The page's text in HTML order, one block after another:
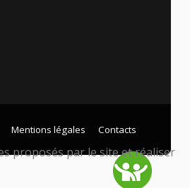
Mentions légales Contacts
proposés par le site et réaliser